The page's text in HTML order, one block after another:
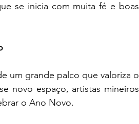
se inicia com muita fé e boas
um grande palco que valoriza o
novo espaço, artistas mineiros
o Ano Novo.